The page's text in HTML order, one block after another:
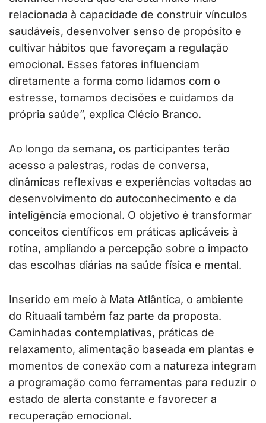
relacionada à capacidade de construir vínculos
saudáveis, desenvolver senso de propósito e
cultivar hábitos que favoreçam a regulação
emocional. Esses fatores influenciam
diretamente a forma como lidamos com o
estresse, tomamos decisões e cuidamos da
própria saúde”, explica Clécio Branco.
Ao longo da semana, os participantes terão
acesso a palestras, rodas de conversa,
dinâmicas reflexivas e experiências voltadas ao
desenvolvimento do autoconhecimento e da
inteligência emocional. O objetivo é transformar
conceitos científicos em práticas aplicáveis à
rotina, ampliando a percepção sobre o impacto
das escolhas diárias na saúde física e mental.
Inserido em meio à Mata Atlântica, o ambiente
do Rituaali também faz parte da proposta.
Caminhadas contemplativas, práticas de
relaxamento, alimentação baseada em plantas e
momentos de conexão com a natureza integram
a programação como ferramentas para reduzir o
estado de alerta constante e favorecer a
recuperação emocional.